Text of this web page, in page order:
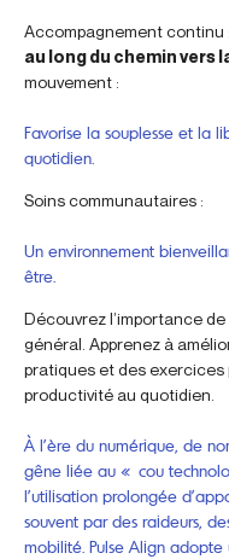
Accompagnement continu :
au long du chemin vers
mouvement :
Favorise la souplesse et la
quotidien.
Soins communautaires :
Un environnement
être.
Découvrez l’importance
général. Apprenez à
pratiques et des
productivité au quotidien.
À l’ère du numérique, de
gêne liée au « cou
l’utilisation prolongée
souvent par des raideurs,
mobilité. Pulse Align